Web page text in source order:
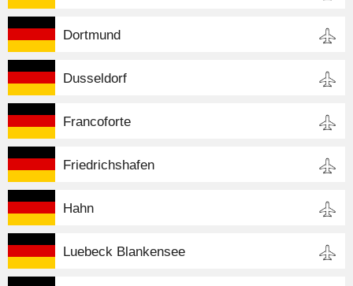
Dortmund
Dusseldorf
Francoforte
Friedrichshafen
Hahn
Luebeck Blankensee